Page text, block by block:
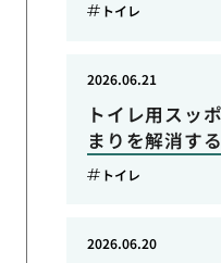
トイレ
トイレ用スッ
まりを解消す
2026.06.21
トイレ
2026.06.20